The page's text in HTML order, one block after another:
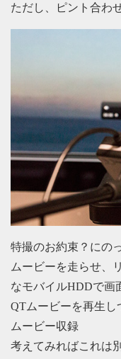
ただし、ピント合わ
特撮のお約束？にの
ムービーを走らせ、
なモバイルHDDで画
QTムービーを再生し
ムービー収録
考えてみればこれは